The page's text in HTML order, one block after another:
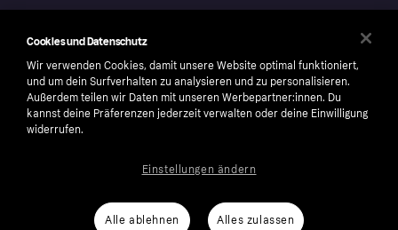
number: 556737-0431
Cookies und Datenschutz
Wir verwenden Cookies, damit unsere Website optimal funktioniert,
und um dein Surfverhalten zu analysieren und zu personalisieren.
Außerdem teilen wir Daten mit unseren Werbepartner:innen. Du
kannst deine Präferenzen jederzeit verwalten oder deine Einwilligung
widerrufen.
Alle ablehnen Alles zulassen
Einstellungen ändern